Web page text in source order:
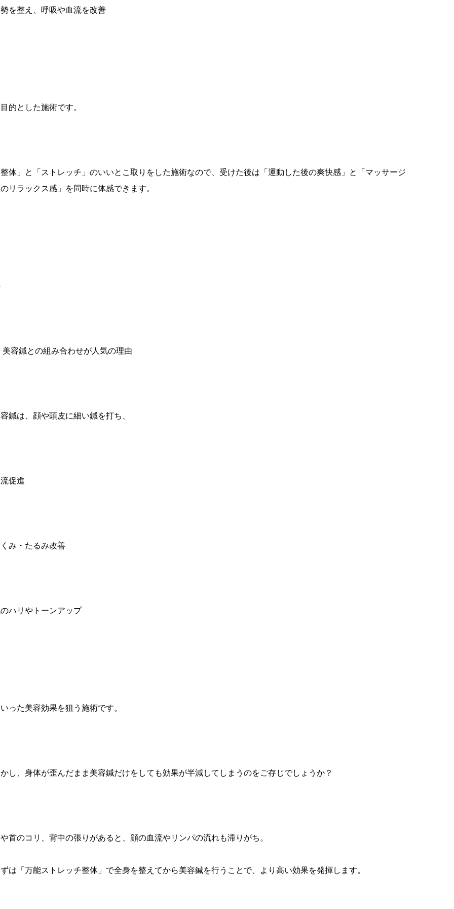
を整え、呼吸や血流を改善
的とした施術です。
体」と「ストレッチ」のいいとこ取りをした施術なので、受けた後は「運動した後の爽快感」と「マッサージ
リラックス感」を同時に体感できます。
容鍼との組み合わせが人気の理由
鍼は、顔や頭皮に細い鍼を打ち、
促進
み・たるみ改善
ハリやトーンアップ
った美容効果を狙う施術です。
し、身体が歪んだまま美容鍼だけをしても効果が半減してしまうのをご存じでしょうか？
首のコリ、背中の張りがあると、顔の血流やリンパの流れも滞りがち。
は「万能ストレッチ整体」で全身を整えてから美容鍼を行うことで、より高い効果を発揮します。